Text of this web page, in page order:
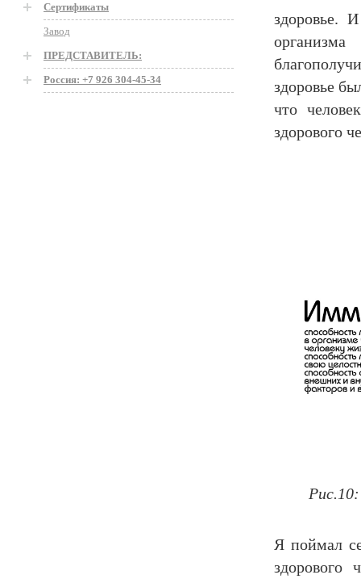
Сертификаты
Завод
ПРЕДСТАВИТЕЛЬ:
Россия: +7 926 304-45-34
здоровье.
организма
здоровье
что
здорового
Я поймал